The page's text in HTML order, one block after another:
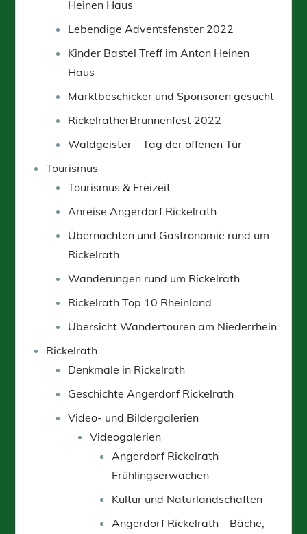
Heinen Haus
Lebendige Adventsfenster 2022
Kinder Bastel Treff im Anton Heinen
Haus
Marktbeschicker und Sponsoren gesucht
RickelratherBrunnenfest 2022
Waldgeister – Tag der offenen Tür
Tourismus
Tourismus & Freizeit
Anreise Angerdorf Rickelrath
Übernachten und Gastronomie rund um
Rickelrath
Wanderungen rund um Rickelrath
Rickelrath Top 10 Rheinland
Übersicht Wandertouren am Niederrhein
Rickelrath
Denkmale in Rickelrath
Geschichte Angerdorf Rickelrath
Video- und Bildergalerien
Videogalerien
Angerdorf Rickelrath –
Frühlingserwachen
Kultur und Naturlandschaften
Angerdorf Rickelrath – Bäche,